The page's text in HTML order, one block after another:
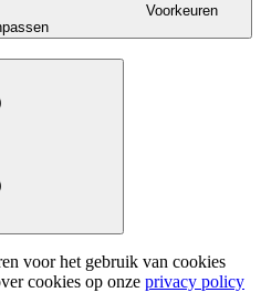
Voorkeuren
voor het gebruik van cookies
cookies op onze privacy policy